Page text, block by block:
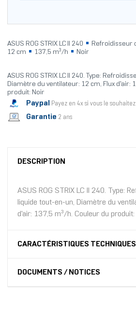
ASUS ROG STRIX LC II 240
Refroidisseur
12 cm
137,5 m³/h Noir
ASUS ROG STRIX LC II 240. Type:
Diamètre du ventilateur: 12 cm, Flux d'air:
produit: Noir
Paypal Payez en 4x si vous le souhaitez
Garantie 2 ans
DESCRIPTION
ASUS ROG STRIX LC II 240. Type:
liquide tout-en-un, Diamètre du
d'air: 137,5 m³/h. Couleur du produit:
CARACTÉRISTIQUES TECHNIQUES
DOCUMENTS / NOTICES